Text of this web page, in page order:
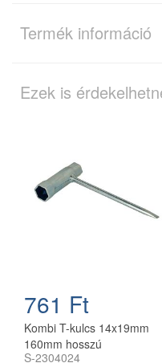
Termék információ
Ezek is
761 Ft
Kombi T-kulcs 14x19mm
160mm hosszú
S-2304024